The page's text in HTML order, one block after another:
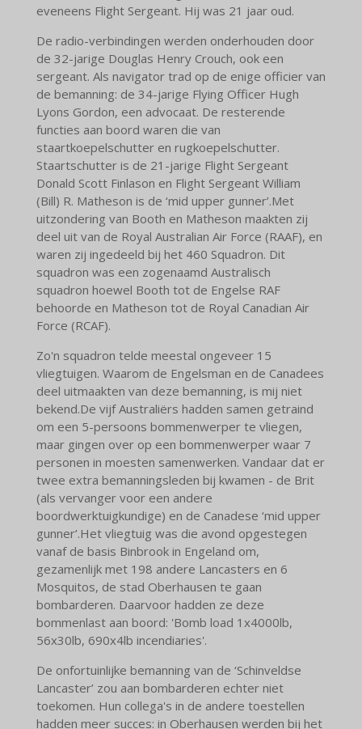
eveneens Flight Sergeant. Hij was 21 jaar oud.
De radio-verbindingen werden onderhouden door
de 32-jarige Douglas Henry Crouch, ook een
sergeant. Als navigator trad op de enige officier van
de bemanning: de 34-jarige Flying Officer Hugh
Lyons Gordon, een advocaat. De resterende
functies aan boord waren die van
staartkoepelschutter en rugkoepelschutter.
Staartschutter is de 21-jarige Flight Sergeant
Donald Scott Finlason en Flight Sergeant William
(Bill) R. Matheson is de ‘mid upper gunner’.Met
uitzondering van Booth en Matheson maakten zij
deel uit van de Royal Australian Air Force (RAAF), en
waren zij ingedeeld bij het 460 Squadron. Dit
squadron was een zogenaamd Australisch
squadron hoewel Booth tot de Engelse RAF
behoorde en Matheson tot de Royal Canadian Air
Force (RCAF).
Zo'n squadron telde meestal ongeveer 15
vliegtuigen. Waarom de Engelsman en de Canadees
deel uitmaakten van deze bemanning, is mij niet
bekend.De vijf Australiërs hadden samen getraind
om een 5-persoons bommenwerper te vliegen,
maar gingen over op een bommenwerper waar 7
personen in moesten samenwerken. Vandaar dat er
twee extra bemanningsleden bij kwamen - de Brit
(als vervanger voor een andere
boordwerktuigkundige) en de Canadese ‘mid upper
gunner’.Het vliegtuig was die avond opgestegen
vanaf de basis Binbrook in Engeland om,
gezamenlijk met 198 andere Lancasters en 6
Mosquitos, de stad Oberhausen te gaan
bombarderen. Daarvoor hadden ze deze
bommenlast aan boord: 'Bomb load 1x4000lb,
56x30lb, 690x4lb incendiaries'.
De onfortuinlijke bemanning van de ‘Schinveldse
Lancaster’ zou aan bombarderen echter niet
toekomen. Hun collega's in de andere toestellen
hadden meer succes: in Oberhausen werden bij het